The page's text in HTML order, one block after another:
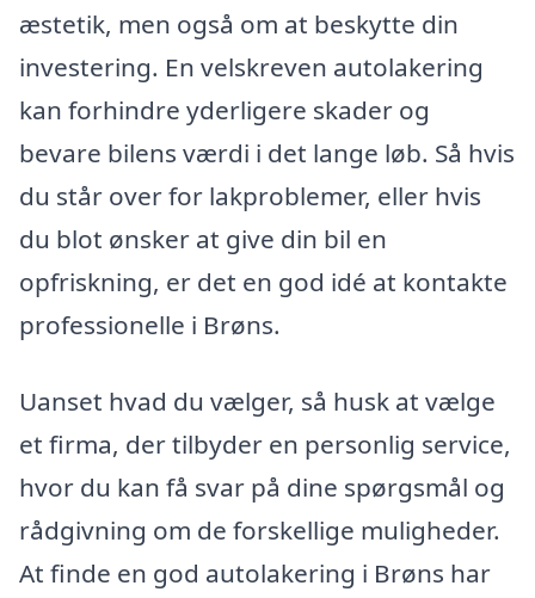
æstetik, men også om at beskytte din
investering. En velskreven autolakering
kan forhindre yderligere skader og
bevare bilens værdi i det lange løb. Så hvis
du står over for lakproblemer, eller hvis
du blot ønsker at give din bil en
opfriskning, er det en god idé at kontakte
professionelle i Brøns.
Uanset hvad du vælger, så husk at vælge
et firma, der tilbyder en personlig service,
hvor du kan få svar på dine spørgsmål og
rådgivning om de forskellige muligheder.
At finde en god autolakering i Brøns har